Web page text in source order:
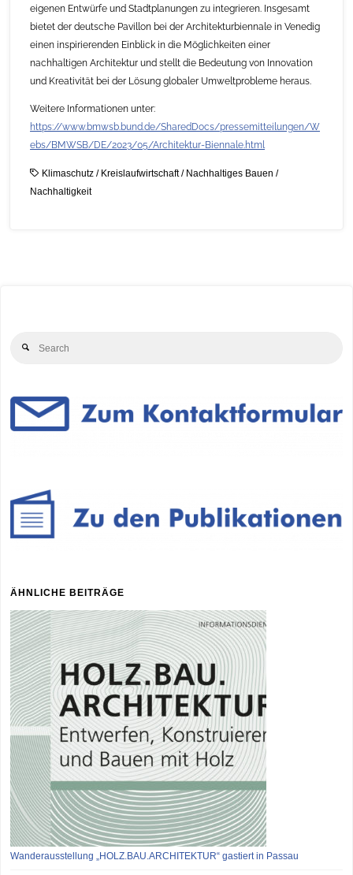
eigenen Entwürfe und Stadtplanungen zu integrieren. Insgesamt
bietet der deutsche Pavillon bei der Architekturbiennale in Venedig
einen inspirierenden Einblick in die Möglichkeiten einer
nachhaltigen Architektur und stellt die Bedeutung von Innovation
und Kreativität bei der Lösung globaler Umweltprobleme heraus.
Weitere Informationen unter:
https://www.bmwsb.bund.de/SharedDocs/pressemitteilungen/W
ebs/BMWSB/DE/2023/05/Architektur-Biennale.html
Klimaschutz/ Kreislaufwirtschaft/ Nachhaltiges Bauen /
Nachhaltigkeit
Search
ÄHNLICHE BEITRÄGE
Wanderausstellung „HOLZ.BAU.ARCHITEKTUR“ gastiert in Passau